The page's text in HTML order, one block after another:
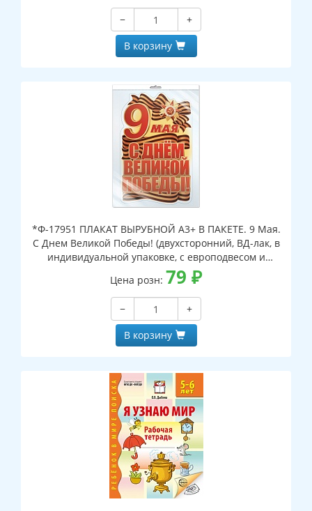
−
+
В корзину
*Ф-17951 ПЛАКАТ ВЫРУБНОЙ А3+ В ПАКЕТЕ. 9 Мая.
С Днем Великой Победы! (двухсторонний, ВД-лак, в
индивидуальной упаковке, с европодвесом и
клеевым клапаном)
Цена розн: 79 ₽
−
+
В корзину